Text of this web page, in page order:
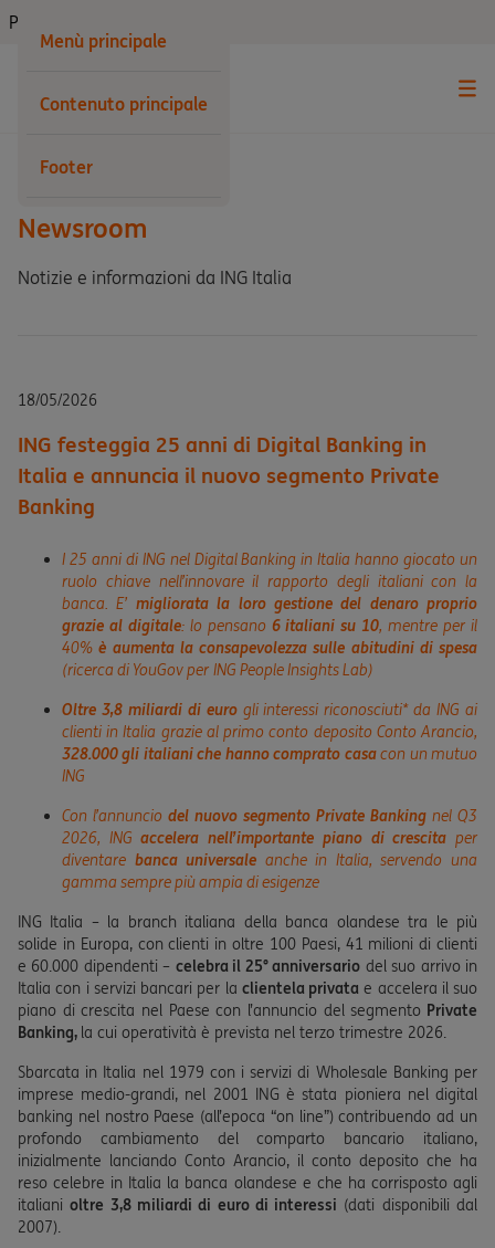
Menù principale
Contenuto principale
Footer
Privati
Newsroom
Notizie e informazioni da ING Italia
18/05/2026
ING festeggia 25 anni di Digital Banking in
Italia e annuncia il nuovo segmento Private
Banking
I 25 anni di ING nel Digital Banking in Italia hanno giocato un
ruolo chiave nell’innovare il rapporto degli italiani con la
banca. E’ migliorata la loro gestione del denaro proprio
grazie al digitale: lo pensano 6 italiani su 10, mentre per il
40%è aumenta la consapevolezza sulle abitudini di spesa
(ricerca di YouGov per ING People Insights Lab)
Oltre 3,8 miliardi di eurogli interessi riconosciuti* da ING ai
clienti in Italia grazie al primo conto deposito Conto Arancio,
328.000 gli italiani che hanno comprato casacon un mutuo
ING
Con l’annuncio del nuovo segmento Private Banking nel Q3
2026, INGaccelera nell’importante piano di crescita per
diventare banca universale anche in Italia, servendo una
gamma sempre più ampia di esigenze
ING Italia – la branch italiana della banca olandese tra le più
solide in Europa, con clienti in oltre 100 Paesi, 41 milioni di clienti
e 60.000 dipendenti – celebra il 25° anniversario del suo arrivo in
Italia con i servizi bancari per la clientela privata e accelera il suo
piano di crescita nel Paese con l’annuncio del segmento Private
Banking, la cui operatività è prevista nel terzo trimestre 2026.
Sbarcata in Italia nel 1979 con i servizi di Wholesale Banking per
imprese medio-grandi, nel 2001 ING è stata pioniera nel digital
banking nel nostro Paese (all’epoca “on line”) contribuendo ad un
profondo cambiamento del comparto bancario italiano,
inizialmente lanciando Conto Arancio, il conto deposito che ha
reso celebre in Italia la banca olandese e che ha corrisposto agli
italianioltre 3,8 miliardi di euro di interessi (dati disponibili dal
2007).